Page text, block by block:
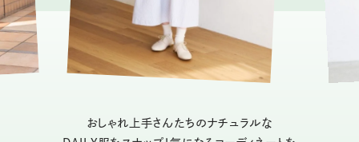
おしゃれ上手さんたちのナチュラルな